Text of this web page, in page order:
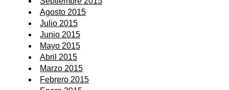
Agosto 2015
Julio 2015
Junio 2015
Mayo 2015
Abril 2015
Marzo 2015
Febrero 2015